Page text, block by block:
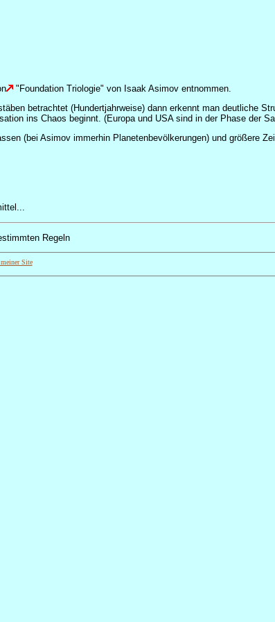
"Foundation Triologie" von Isaak Asimov entnommen.
betrachtet (Hundertjahrweise) dann erkennt man deutliche
ins Chaos beginnt. (Europa und USA sind in der Phase der
(bei Asimov immerhin Planetenbevölkerungen) und größere
Regeln
Site